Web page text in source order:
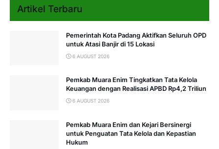
Artikel Terbaru
Pemerintah Kota Padang Aktifkan Seluruh OPD
untuk Atasi Banjir di 15 Lokasi
6 AUGUST 2026
Pemkab Muara Enim Tingkatkan Tata Kelola
Keuangan dengan Realisasi APBD Rp4,2 Triliun
6 AUGUST 2026
Pemkab Muara Enim dan Kejari Bersinergi
untuk Penguatan Tata Kelola dan Kepastian
Hukum